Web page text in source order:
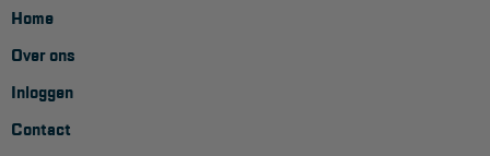
Home
Over ons
Inloggen
Contact